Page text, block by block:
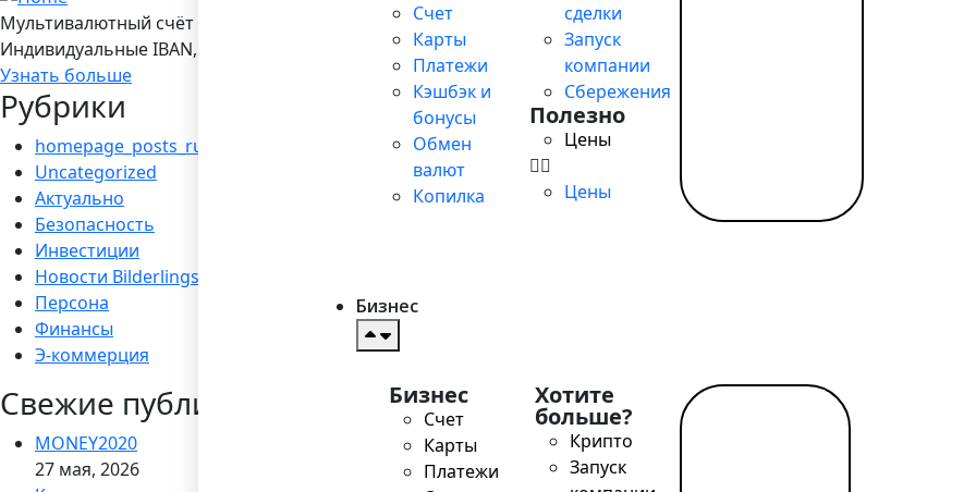
Счет
Карты
Платежи
Кэшбэк и
бонусы
Обмен
валют
Копилка
сделки
Запуск
компании
Сбережения
Полезно
Цены
Цены
Бизнес
Бизнес
Счет
Карты
Платежи
Хотите
больше?
Крипто
Запуск
Мультивалютный счёт в Bilderlings
Индивидуальные IBAN, 19 валют, платежы SEPA/ SEPA Instant / SWIFT, выгодный обмен, удалённое открытие за
Узнать больше
Рубрики
homepage_posts_ru
Uncategorized
Актуально
Безопасность
Инвестиции
Новости Bilderlings
Персона
Финансы
Э-коммерция
Свежие публикации
MONEY2020
27 мая, 2026